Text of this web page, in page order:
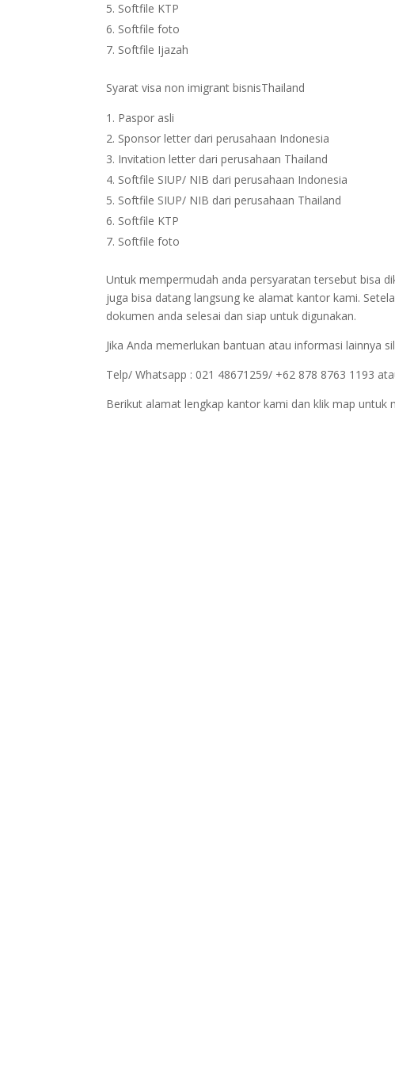
Softfile KTP
Softfile foto
Softfile Ijazah
Syarat visa non imigrant bisnisThailand
Paspor asli
Sponsor letter dari perusahaan Indonesia
Invitation letter dari perusahaan Thailand
Softfile SIUP/ NIB dari perusahaan Indonesia
Softfile SIUP/ NIB dari perusahaan Thailand
Softfile KTP
Softfile foto
Untuk mempermudah anda persyaratan tersebut bisa
juga bisa datang langsung ke alamat kantor kami.
dokumen anda selesai dan siap untuk digunakan.
Jika Anda memerlukan bantuan atau informasi lainnya
Telp/ Whatsapp : 021 48671259/ +62 878 8763 1193
Berikut alamat lengkap kantor kami dan klik map